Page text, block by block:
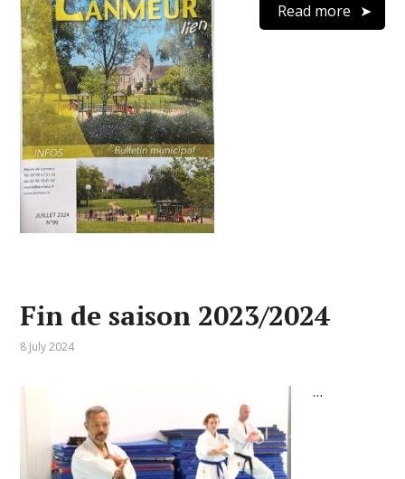
Read more
Fin de saison 2023/2024
8 July 2024
…